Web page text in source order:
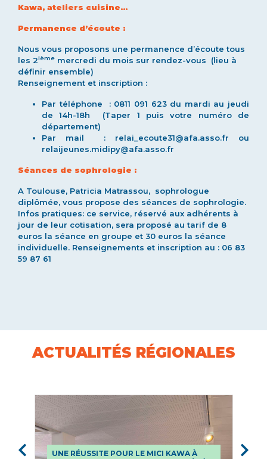
Kawa, ateliers cuisine…
Permanence d’écoute :
Nous vous proposons une permanence d’écoute tous
les 2ième mercredi du mois sur rendez-vous (lieu à
définir ensemble)
Renseignement et inscription :
Par téléphone : 0811 091 623 du mardi au jeudi
de 14h-18h (Taper 1 puis votre numéro de
département)
Par mail : relai_ecoute31@afa.asso.fr ou
relaijeunes.midipy@afa.asso.fr
Séances de sophrologie :
A Toulouse, Patricia Matrassou, sophrologue
diplômée, vous propose des séances de sophrologie.
Infos pratiques: ce service, réservé aux adhérents à
jour de leur cotisation, sera proposé au tarif de 8
euros la séance en groupe et 30 euros la séance
individuelle. Renseignements et inscription au : 06 83
59 87 61
ACTUALITÉS RÉGIONALES
UNE RÉUSSITE POUR LE MICI KAWA À